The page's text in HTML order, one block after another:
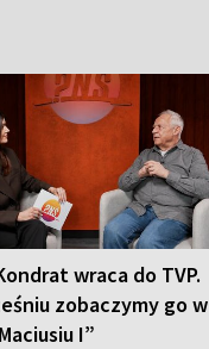
wraca do TVP.
zobaczymy go w
I”